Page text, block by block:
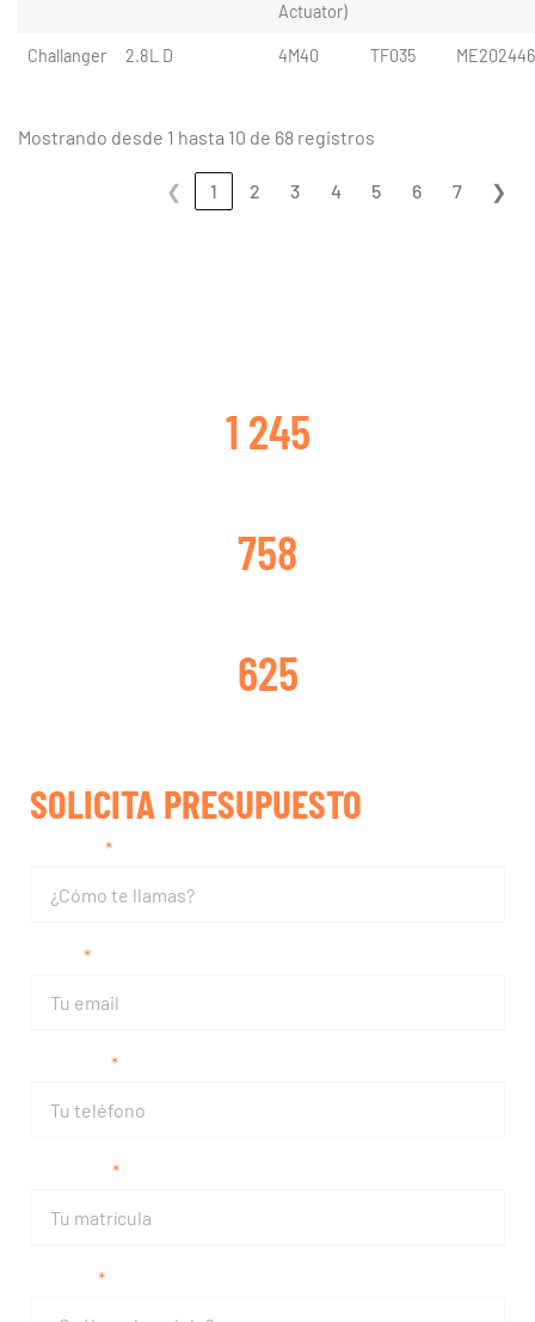
Actuator)
Challanger 2.8L D 4M40 TF035 ME202446
Mostrando desde 1 hasta 10 de 68 registros
❮ 1 2 3 4 5 6 7 ❯
SOLICITA PRESUPUESTO
1 245
758
625